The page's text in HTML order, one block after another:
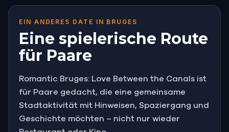
EIN ANDERES DATE IN BRUGES
Eine spielerische Route
für Paare
Romantic Bruges: Love Between the Canals ist
für Paare gedacht, die eine gemeinsame
Stadtaktivität mit Hinweisen, Spaziergang und
Geschichte möchten – nicht nur wieder